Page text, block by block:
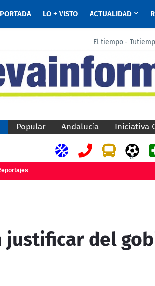
PORTADA LO + VISTO ACTUALIDAD
El tiempo -
Popular Andalucía Iniciativa
A
justificar del